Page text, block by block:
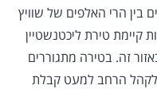
שנמצאים בין הרי האלפים של שוויץ
קיימת טירת ליכטנשטיין
זה. בטירה מתגוררים
לקהל הרחב למעט קבלת